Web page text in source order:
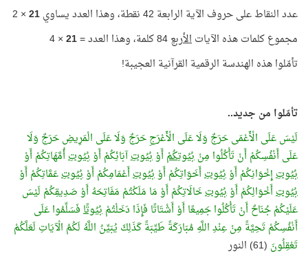
عدد النقاط على حروف الآية الرابعة 42 نقطة، وهذا العدد يساوي
21
× 2
مجموع كلمات هذه الآياتالأربع 21
× 4
تأمّلوا هذه الهندسة الرقمية القرآنية العجيبة!
تأمّلوا من جديد..
لَيْسَ عَلَى الْأَعْمَى حَرَجٌ وَلَا عَلَى الْأَعْرَجِ حَرَجٌ وَلَا عَلَى الْمَرِيضِ حَرَجٌ وَلَا
عَلَى أَنْفُسِكُمْ أَنْ تَأْكُلُوا مِنْبُيُوتِكُمْأَوْبُيُوتِآبَائِكُمْ أَوْبُيُوتِأُمَّهَاتِكُمْ أَوْ
بُيُوتِإِخْوَانِكُمْ أَوْبُيُوتِأَخَوَاتِكُمْ أَوْبُيُوتِأَعْمَامِكُمْ أَوْبُيُوتِعَمَّاتِكُمْ أَوْ
بُيُوتِأَخْوَالِكُمْ أَوْبُيُوتِخَالَاتِكُمْ أَوْ مَا مَلَكْتُمْ مَفَاتِحَهُ أَوْ صَدِيقِكُمْ لَيْسَ
عَلَيْكُمْ جُنَاحٌ أَنْ تَأْكُلُوا جَمِيعًا أَوْ أَشْتَاتًا فَإِذَا دَخَلْتُمْبُيُوتًافَسَلِّمُوا عَلَى
أَنْفُسِكُمْ تَحِيَّةً مِنْ عِنْدِ اللَّهِ مُبَارَكَةً طَيِّبَةً كَذَلِكَ يُبَيِّنُ اللَّهُ لَكُمُ الْآيَاتِ لَعَلَّكُمْ
تَعْقِلُونَ (61) النور